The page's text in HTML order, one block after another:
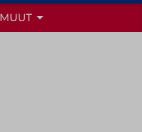
MUUT